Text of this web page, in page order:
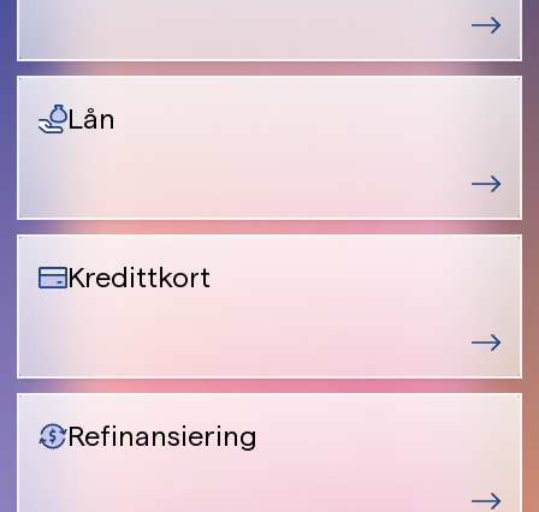
Lån
Kredittkort
Refinansiering